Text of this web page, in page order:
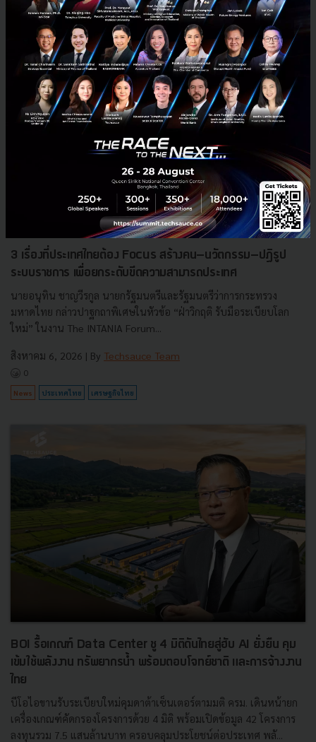
RELATED ARTICLE
3 เรื่องที่ประเทศไทยต้อง Focus สร้างคน–นวัตกรรม–ปฏิรูป
ระบบราชการ เพื่อยกระดับขีดความสามารถประเทศ
นายอนุทิน ชาญวีรกูล นายกรัฐมนตรีและรัฐมนตรีว่าการกระทรวง
มหาดไทย กล่าวปาฐกถาพิเศษในหัวข้อ “ฝ่าวิกฤติ รับมือระเบียบโลก
ใหม่” ในงาน The INTANIA Forum...
สิงหาคม 6, 2026 | By Techsauce Team
0
News ประเทศไทย เศรษฐกิจไทย
BOI รื้อเกณฑ์ Data Center ชู 4 มิติดันไทยสู่ฮับ AI ยั่งยืน คุม
เข้มใช้พลังงาน ทรัพยากรน้ำ พร้อมตอบโจทย์ชาติ และการจ้างงาน
ไทย
บีโอไอขานรับระเบียบใหม่คุมดาต้าเซ็นเตอร์ตามมติ ครม. เดินหน้ายก
เครื่องเกณฑ์คัดกรองโครงการด้วย 4 มิติ พร้อมเปิดข้อมูล 42 โครงการ
ลงทุนรวม 7.5 แสนล้านบาท ครอบคลุมประโยชน์ต่อประเทศ พลั...